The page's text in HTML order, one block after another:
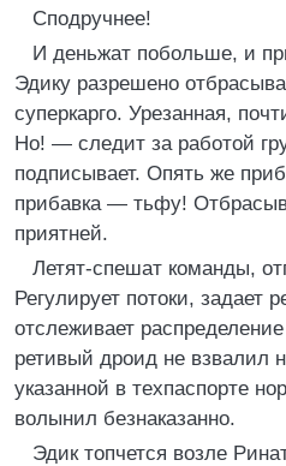
Сподручнее!
И деньжат побольше, и
Эдику разрешено
суперкарго. Урезанная,
Но! — следит за работой
подписывает. Опять же
прибавка — тьфу!
приятней.
Летят-спешат команды,
Регулирует потоки, задает
отслеживает
ретивый дроид не взвалил
указанной в техпаспорте
волынил безнаказанно.
Эдик топчется возле